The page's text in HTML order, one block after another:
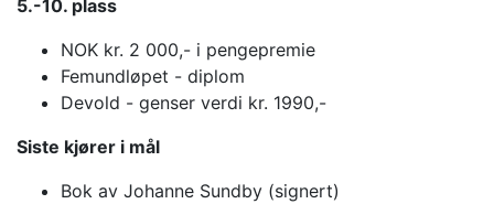
5.-10. plass
NOK kr. 2 000,- i pengepremie
Femundløpet - diplom
Devold - genser verdi kr. 1990,-
Siste kjører i mål
Bok av Johanne Sundby (signert)